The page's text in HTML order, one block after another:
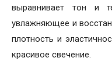
выравнивает тон и
увлажняющее и
плотность и
красивое свечение.